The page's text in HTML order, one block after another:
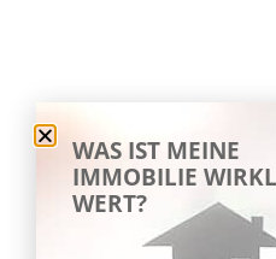
WAS IST MEINE
IMMOBILIE
WERT?